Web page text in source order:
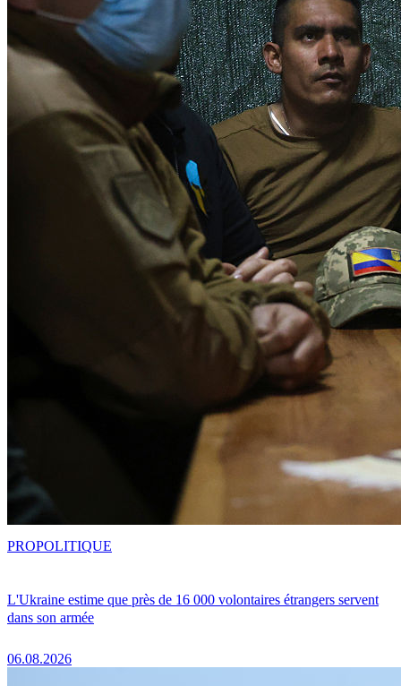
L'Ukraine estime que près de 16 000 volontaires étrangers servent
dans son armée
06.08.2026
PROPOLITIQUE